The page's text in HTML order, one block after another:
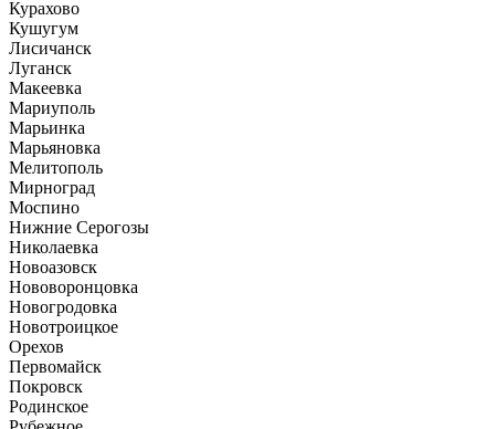
Курахово
Кушугум
Лисичанск
Луганск
Макеевка
Мариуполь
Марьинка
Марьяновка
Мелитополь
Мирноград
Моспино
Нижние Серогозы
Николаевка
Новоазовск
Нововоронцовка
Новогродовка
Новотроицкое
Орехов
Первомайск
Покровск
Родинское